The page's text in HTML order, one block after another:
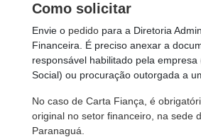
Como solicitar
Envie o pedido para a Diretoria
Financeira. É preciso anexar a
responsável habilitado pela
Social) ou procuração outorgada a
No caso de Carta Fiança, é
original no setor financeiro, na sede
Paranaguá.